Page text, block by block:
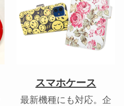
スマホケース
最新機種にも対応。企